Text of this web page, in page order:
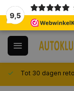
9,5
Tot 30 dagen